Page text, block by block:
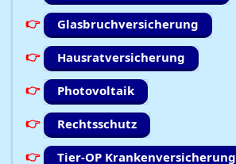
Glasbruchversicherung
Hausratversicherung
Photovoltaik
Rechtsschutz
Tier-OP Krankenversicherung